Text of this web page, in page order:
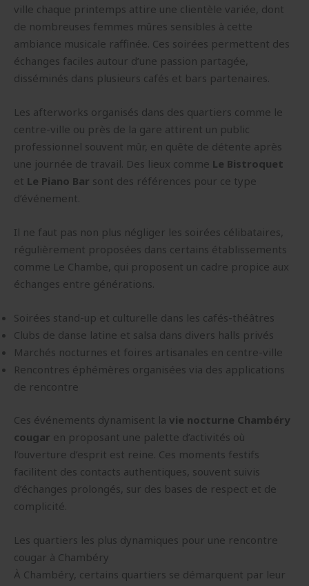
ville chaque printemps attire une clientèle variée, dont
de nombreuses femmes mûres sensibles à cette
ambiance musicale raffinée. Ces soirées permettent des
échanges faciles autour d’une passion partagée,
disséminés dans plusieurs cafés et bars partenaires.
Les afterworks organisés dans des quartiers comme le
centre-ville ou près de la gare attirent un public
professionnel souvent mûr, en quête de détente après
une journée de travail. Des lieux comme Le Bistroquet
et Le Piano Bar sont des références pour ce type
d’événement.
Il ne faut pas non plus négliger les soirées célibataires,
régulièrement proposées dans certains établissements
comme Le Chambe, qui proposent un cadre propice aux
échanges entre générations.
Soirées stand-up et culturelle dans les cafés-théâtres
Clubs de danse latine et salsa dans divers halls privés
Marchés nocturnes et foires artisanales en centre-ville
Rencontres éphémères organisées via des applications
de rencontre
Ces événements dynamisent la vie nocturne Chambéry
cougar en proposant une palette d’activités où
l’ouverture d’esprit est reine. Ces moments festifs
facilitent des contacts authentiques, souvent suivis
d’échanges prolongés, sur des bases de respect et de
complicité.
Les quartiers les plus dynamiques pour une rencontre
cougar à Chambéry
À Chambéry, certains quartiers se démarquent par leur